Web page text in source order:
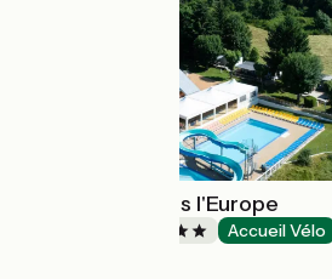
Camping Paradis l'Europe
Accueil Vélo